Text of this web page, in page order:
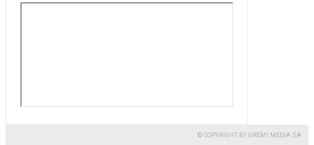
© COPYRIGHT BY GREMI MEDIA SA